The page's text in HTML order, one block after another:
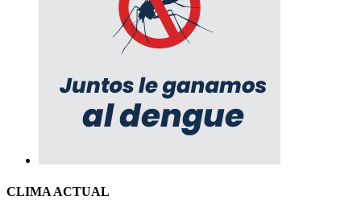
CLIMA ACTUAL